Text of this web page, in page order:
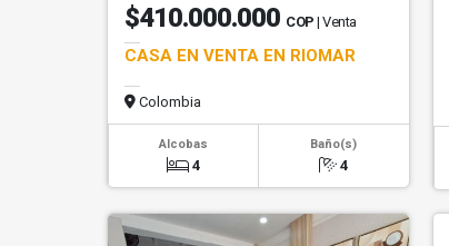
$410.000.000 COP | Venta
CASA EN VENTA EN RIOMAR
Colombia
Alcobas
4
Baño(s)
4